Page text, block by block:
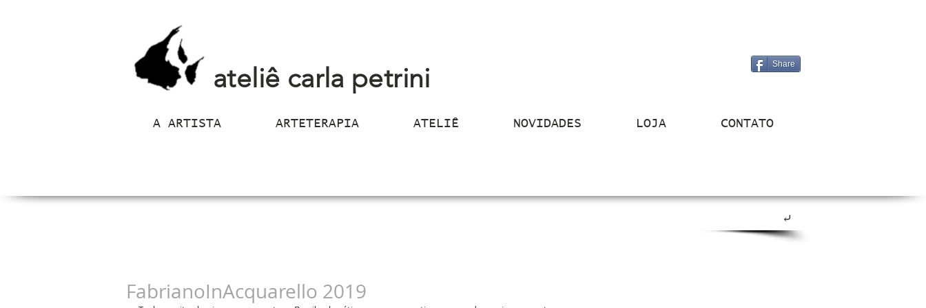
ateliê carla petrini Share
A ARTISTA ARTETERAPIA ATELIÊ NOVIDADES LOJA CONTATO
⤶
FabrianoInAcquarello 2019